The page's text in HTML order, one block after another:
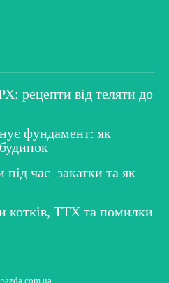
рецепти від теляти до
фундамент: як
час закатки та як
котків, ТТХ та помилки